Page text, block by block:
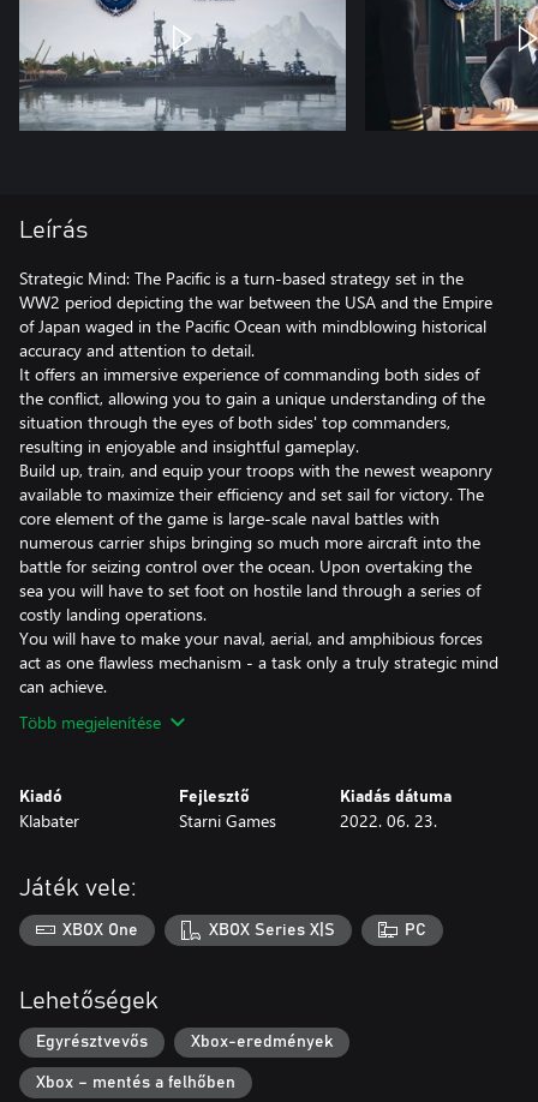
Leírás
Strategic Mind: The Pacific is a turn-based strategy set in the
WW2 period depicting the war between the USA and the Empire
of Japan waged in the Pacific Ocean with mindblowing historical
accuracy and attention to detail.
It offers an immersive experience of commanding both sides of
the conflict, allowing you to gain a unique understanding of the
situation through the eyes of both sides' top commanders,
resulting in enjoyable and insightful gameplay.
Build up, train, and equip your troops with the newest weaponry
available to maximize their efficiency and set sail for victory. The
core element of the game is large-scale naval battles with
numerous carrier ships bringing so much more aircraft into the
battle for seizing control over the ocean. Upon overtaking the
sea you will have to set foot on hostile land through a series of
costly landing operations.
You will have to make your naval, aerial, and amphibious forces
act as one flawless mechanism - a task only a truly strategic mind
can achieve.
Több megjelenítése
Kiadó
Klabater
Fejlesztő
Starni Games
Kiadás dátuma
2022. 06. 23.
Játék vele:
XBOX One XBOX Series X|S PC
Lehetőségek
Egyrésztvevős Xbox-eredmények
Xbox – mentés a felhőben